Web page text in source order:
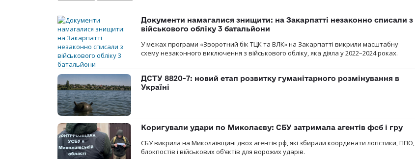
Документи намагалися знищити: на Закарпатті незаконно списали з
військового обліку 3 батальйони
У межах програми «Зворотний бік ТЦК та ВЛК» на Закарпатті викрили масштабну
схему незаконного виключення з військового обліку, яка діяла у 2022–2024 роках.
ДСТУ 8820-7: новий етап розвитку гуманітарного розмінування в
Україні
Коригували удари по Миколаєву: СБУ затримала агентів фсб і гру
СБУ викрила на Миколаївщині двох агентів рф, які збирали координати логістики, ППО,
блокпостів і військових об’єктів для ворожих ударів.